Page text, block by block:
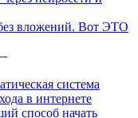
вложений. Вот ЭТО
способ начать